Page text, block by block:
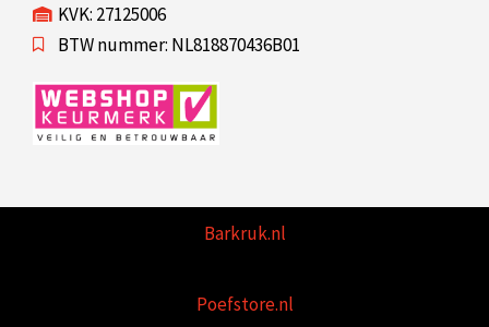
KVK: 27125006
BTW nummer: NL818870436B01
Barkruk.nl
Poefstore.nl